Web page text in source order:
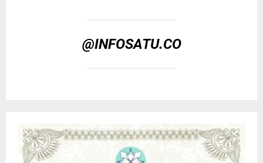
@INFOSATU.CO